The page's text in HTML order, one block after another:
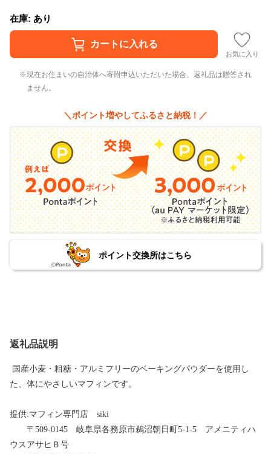
在庫: あり
お気に入り
現在お住まいの自治体へ寄附申込いただいた場合、返礼品は贈答され
ません。
＼ポイント増やしてふるさと納税！／
ポイント交換所はこちら
返礼品説明
国産小麦・粗糖・アルミフリーのベーキングパウダーを使用し
た、体にやさしいマフィンです。
提供:マフィン専門店 siki
〒509-0145 岐阜県各務原市鵜沼朝日町5-1-5 アメニティハ
ウスアサヒＢ号